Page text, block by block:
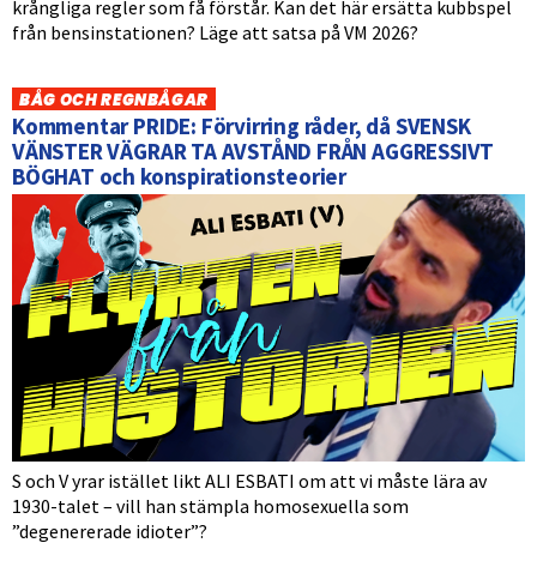
krångliga regler som få förstår. Kan det här ersätta kubbspel
från bensinstationen? Läge att satsa på VM 2026?
BÅG OCH REGNBÅGAR
Kommentar PRIDE: Förvirring råder, då SVENSK
VÄNSTER VÄGRAR TA AVSTÅND FRÅN AGGRESSIVT
BÖGHAT och konspirationsteorier
S och V yrar istället likt ALI ESBATI om att vi måste lära av
1930-talet – vill han stämpla homosexuella som
”degenererade idioter”?